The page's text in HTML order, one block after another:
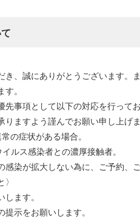
、誠にありがとうございます。
。
事項として以下の対応を行って
ますよう謹んでお願い申し上げま
の症状がある場合。
ルス感染者との濃厚接触者。
感染が拡大しない為に、ご予約、
ます。
示をお願いします。